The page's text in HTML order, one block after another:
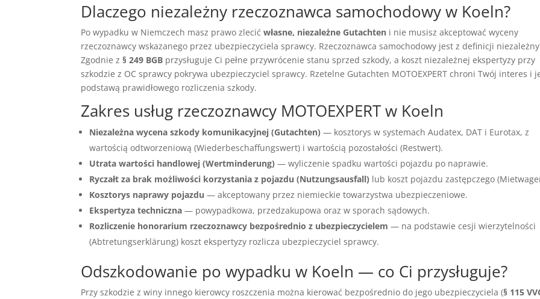
Dlaczego niezależny rzeczoznawca samochodowy w Koeln?
Po wypadku w Niemczech masz prawo zlecićwłasne, niezależne Gutachten i nie musisz akceptować wyceny
rzeczoznawcy wskazanego przez ubezpieczyciela sprawcy. Rzeczoznawca samochodowy jest z definicji
Zgodnie z§ 249 BGB przysługuje Ci pełne przywrócenie stanu sprzed szkody, a koszt niezależnej ekspertyzy przy
szkodzie z OC sprawcy pokrywa ubezpieczyciel sprawcy. Rzetelne Gutachten MOTOEXPERT chroni Twój interes i
podstawą prawidłowego rozliczenia szkody.
Zakres usług rzeczoznawcy MOTOEXPERT w Koeln
Niezależna wycena szkody komunikacyjnej (Gutachten) — kosztorys w systemach Audatex, DAT i Eurotax, z
wartością odtworzeniową (Wiederbeschaffungswert) i wartością pozostałości (Restwert).
Utrata wartości handlowej (Wertminderung) — wyliczenie spadku wartości pojazdu po naprawie.
Ryczałt za brak możliwości korzystania z pojazdu (Nutzungsausfall) lub koszt pojazdu zastępczego
Kosztorys naprawy pojazdu — akceptowany przez niemieckie towarzystwa ubezpieczeniowe.
Ekspertyza techniczna — powypadkowa, przedzakupowa oraz w sporach sądowych.
Rozliczenie honorarium rzeczoznawcy bezpośrednio z ubezpieczycielem — na podstawie cesji wierzytelności
(Abtretungserklärung) koszt ekspertyzy rozlicza ubezpieczyciel sprawcy.
Odszkodowanie po wypadku w Koeln — co Ci przysługuje?
Przy szkodzie z winy innego kierowcy roszczenia można kierować bezpośrednio do jego ubezpieczyciela (§ 115